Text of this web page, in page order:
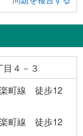
４－３
町線 徒歩12
町線 徒歩12